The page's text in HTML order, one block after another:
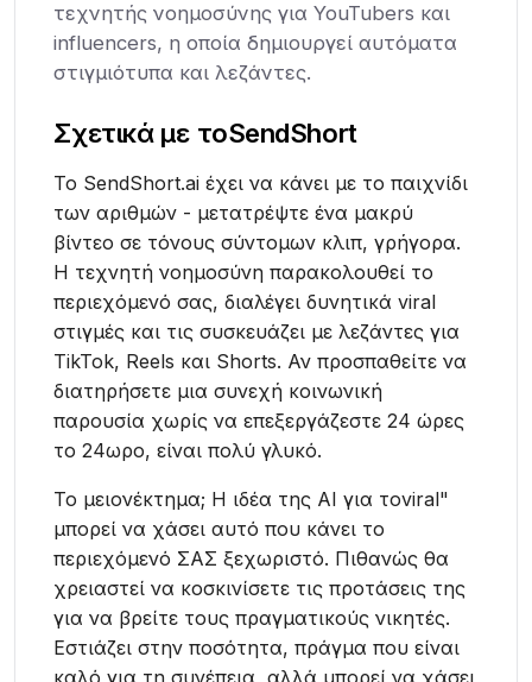
τεχνητής νοημοσύνης για YouTubers και
influencers, η οποία δημιουργεί αυτόματα
στιγμιότυπα και λεζάντες.
Σχετικά με τοSendShort
Το SendShort.ai έχει να κάνει με το παιχνίδι
των αριθμών - μετατρέψτε ένα μακρύ
βίντεο σε τόνους σύντομων κλιπ, γρήγορα.
Η τεχνητή νοημοσύνη παρακολουθεί το
περιεχόμενό σας, διαλέγει δυνητικά viral
στιγμές και τις συσκευάζει με λεζάντες για
TikTok, Reels και Shorts. Αν προσπαθείτε να
διατηρήσετε μια συνεχή κοινωνική
παρουσία χωρίς να επεξεργάζεστε 24 ώρες
το 24ωρο, είναι πολύ γλυκό.
Το μειονέκτημα; Η ιδέα της AI για τοviral"
μπορεί να χάσει αυτό που κάνει το
περιεχόμενό ΣΑΣ ξεχωριστό. Πιθανώς θα
χρειαστεί να κοσκινίσετε τις προτάσεις της
για να βρείτε τους πραγματικούς νικητές.
Εστιάζει στην ποσότητα, πράγμα που είναι
καλό για τη συνέπεια, αλλά μπορεί να χάσει